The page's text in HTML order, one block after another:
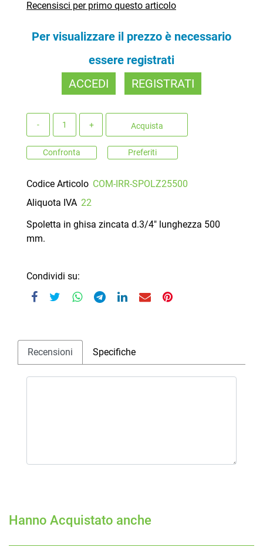
Recensisci per primo questo articolo
Per visualizzare il prezzo è necessario
essere registrati
ACCEDI
REGISTRATI
Acquista
Confronta Preferiti
Codice Articolo COM-IRR-SPOLZ25500
Aliquota IVA 22
Spoletta in ghisa zincata d.3/4" lunghezza 500
mm.
Condividi su:
Recensioni Specifiche
Hanno Acquistato anche